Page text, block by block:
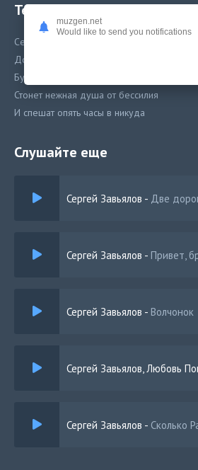
Текст песни
Сергей Завьялов - Лучшей Была
Дождь бросает на стекло капли
Будто слёзы по щеке не вода
Стонет нежная душа от бессилия
И спешат опять часы в никуда
Слушайте еще
Сергей Завьялов - Две
Сергей Завьялов - Привет,
Сергей Завьялов - Волчонок
Сергей Завьялов, Любовь
Сергей Завьялов - Сколько
muzgen.net
Would like to send you notifications